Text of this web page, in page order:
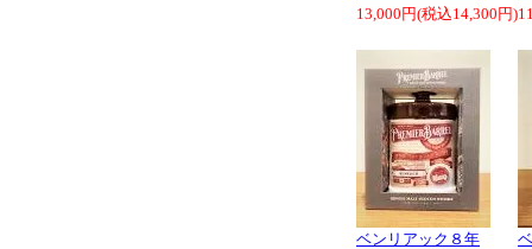
13,000円(税込14,300円)
ベンリアック８年